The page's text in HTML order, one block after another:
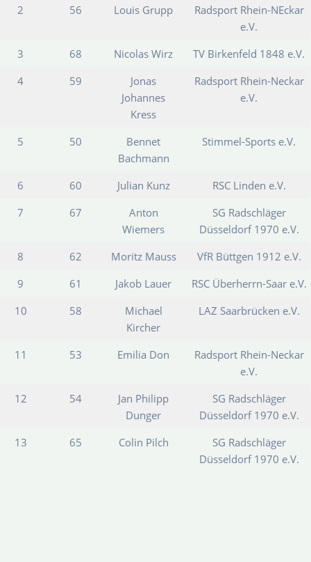
2
56 Louis Grupp
Radsport Rhein-NEckar
e.V.
3
68 Nicolas Wirz
TV Birkenfeld 1848 e.V.
4
59
Jonas
Johannes
Kress
Radsport Rhein-Neckar
e.V.
5 50
Bennet
Bachmann
Stimmel-Sports e.V.
6 60 Julian Kunz
RSC Linden e.V.
7
67
Anton
Wiemers
SG Radschläger
Düsseldorf 1970 e.V.
8
62 Moritz Mauss
VfR Büttgen 1912 e.V.
9
61 Jakob Lauer
RSC Überherrn-Saar e.V.
10
58
Michael
Kircher
LAZ Saarbrücken e.V.
11 53 Emilia Don
Radsport Rhein-Neckar
e.V.
12
54
Jan Philipp
Dunger
SG Radschläger
Düsseldorf 1970 e.V.
13
65 Colin Pilch
SG Radschläger
Düsseldorf 1970 e.V.